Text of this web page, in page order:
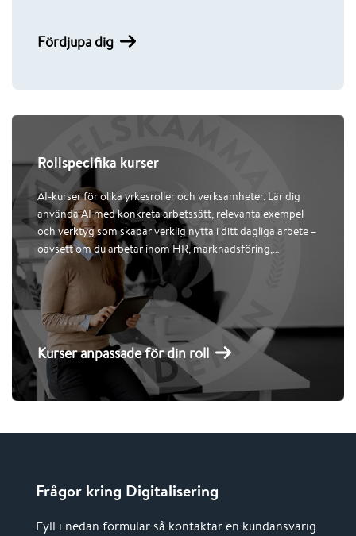
Fördjupa dig
Rollspecifika kurser
AI-kurser för olika yrkesroller och verksamheter. Lär dig
använda AI med konkreta arbetssätt, relevanta exempel
och verktyg som skapar verklig nytta i ditt dagliga arbete –
oavsett om du arbetar inom HR, marknadsföring,
försäljning eller ledarskap.
Kurser anpassade för din roll
Frågor kring Digitalisering
Fyll i nedan formulär så kontaktar en kundansvarig